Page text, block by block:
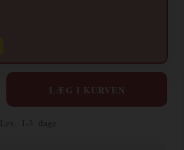
- Lev. 1-3 dage